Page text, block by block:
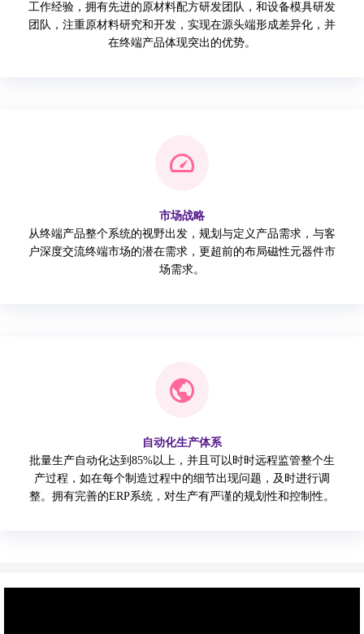
工作经验，拥有先进的原材料配方研发团队，和设备模具研发
团队，注重原材料研究和开发，实现在源头端形成差异化，并
在终端产品体现突出的优势。
市场战略
从终端产品整个系统的视野出发，规划与定义产品需求，与客
户深度交流终端市场的潜在需求，更超前的布局磁性元器件市
场需求。
自动化生产体系
批量生产自动化达到85%以上，并且可以时时远程监管整个生
产过程，如在每个制造过程中的细节出现问题，及时进行调
整。拥有完善的ERP系统，对生产有严谨的规划性和控制性。